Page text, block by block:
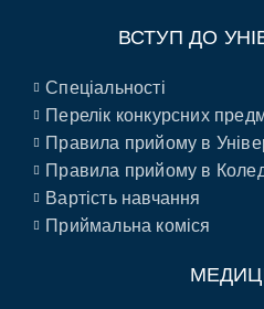
ВСТУП ДО
Спеціальності
Перелік конкурсних
Правила прийому в
Правила прийому в
Вартість навчання
Приймальна коміся